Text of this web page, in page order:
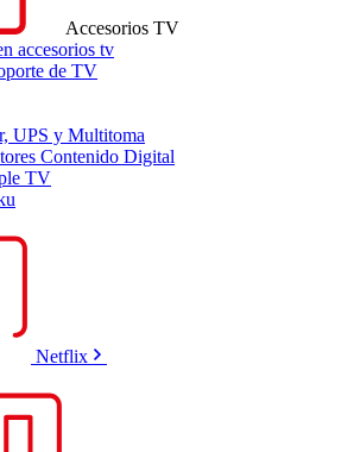
Accesorios TV
accesorios tv
de TV
UPS y Multitoma
Contenido Digital
TV
Netflix